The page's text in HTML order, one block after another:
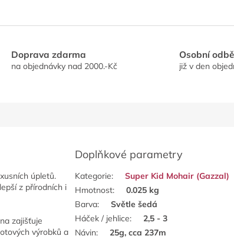
Doprava zdarma
na objednávky nad 2000.-Kč
Osobní
již v den
úpletů.
z přírodních i
zajišťuje
výrobků a
Doplňkové parametry
Kategorie:
Super Kid Mohair (Gazzal)
Hmotnost:
0.025 kg
Barva:
Světle šedá
Háček / jehlice:
2,5 - 3
Návin:
25g, cca 237m